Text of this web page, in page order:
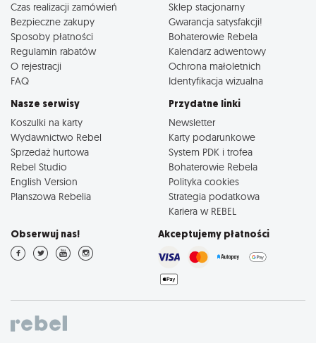
Czas realizacji zamówień
Bezpieczne zakupy
Sposoby płatności
Regulamin rabatów
O rejestracji
FAQ
Sklep stacjonarny
Gwarancja satysfakcji!
Bohaterowie Rebela
Kalendarz adwentowy
Ochrona małoletnich
Identyfikacja wizualna
Nasze serwisy
Koszulki na karty
Wydawnictwo Rebel
Sprzedaż hurtowa
Rebel Studio
English Version
Planszowa Rebelia
Przydatne linki
Newsletter
Karty podarunkowe
System PDK i trofea
Bohaterowie Rebela
Polityka cookies
Strategia podatkowa
Kariera w REBEL
Obserwuj nas! Akceptujemy płatności